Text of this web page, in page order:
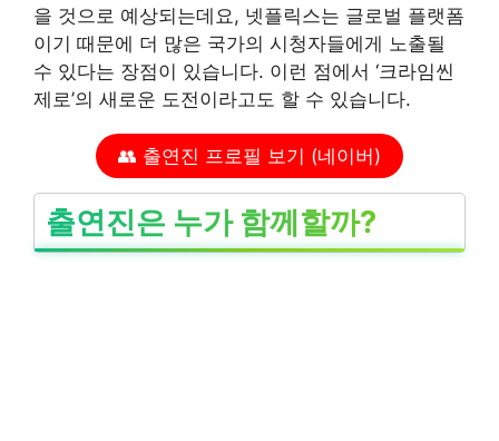
을 것으로 예상되는데요, 넷플릭스는 글로벌 플랫폼
이기 때문에 더 많은 국가의 시청자들에게 노출될
수 있다는 장점이 있습니다. 이런 점에서 ‘크라임씬
제로’의 새로운 도전이라고도 할 수 있습니다.
👥 출연진 프로필 보기 (네이버)
출연진은 누가 함께할까?